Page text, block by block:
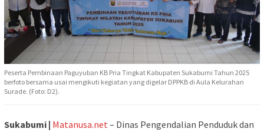
Peserta Pembinaan Paguyuban KB Pria Tingkat Kabupaten Sukabumi Tahun 2025
berfoto bersama usai mengikuti kegiatan yang digelar DPPKB di Aula Kelurahan
Surade. (Foto: D2).
Sukabumi | Matanusa.net– Dinas Pengendalian Penduduk dan